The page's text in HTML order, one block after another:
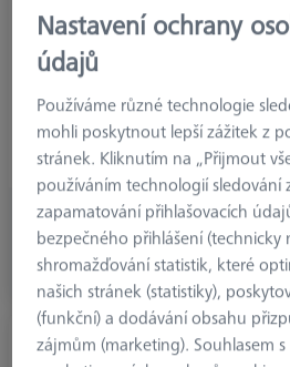
Stylus Tip
Sphere
Shaft Material
Connection Type
Measuring Length
48,0
Ø Shaft (DS)
2,0
Stylus Type
80,04 €
bez DPH
Dostupné
Přímý snímač M5, DK4 L64
Nastavení ochrany
údajů
Používáme různé technologie
mohli poskytnout lepší zážitek z
stránek. Kliknutím na „Přijmout
používáním technologií sledování
zapamatování přihlašovacích
bezpečného přihlášení (technicky
shromažďování statistik, které
našich stránek (statistiky),
(funkční) a dodávání obsahu
zájmům (marketing). Souhlasem